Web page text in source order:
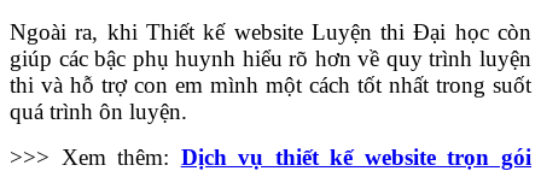
Ngoài ra, khi Thiết kế website Luyện thi Đại học còn
giúp các bậc phụ huynh hiểu rõ hơn về quy trình luyện
thi và hỗ trợ con em mình một cách tốt nhất trong suốt
quá trình ôn luyện.
>>> Xem thêm: Dịch vụ thiết kế website trọn gói